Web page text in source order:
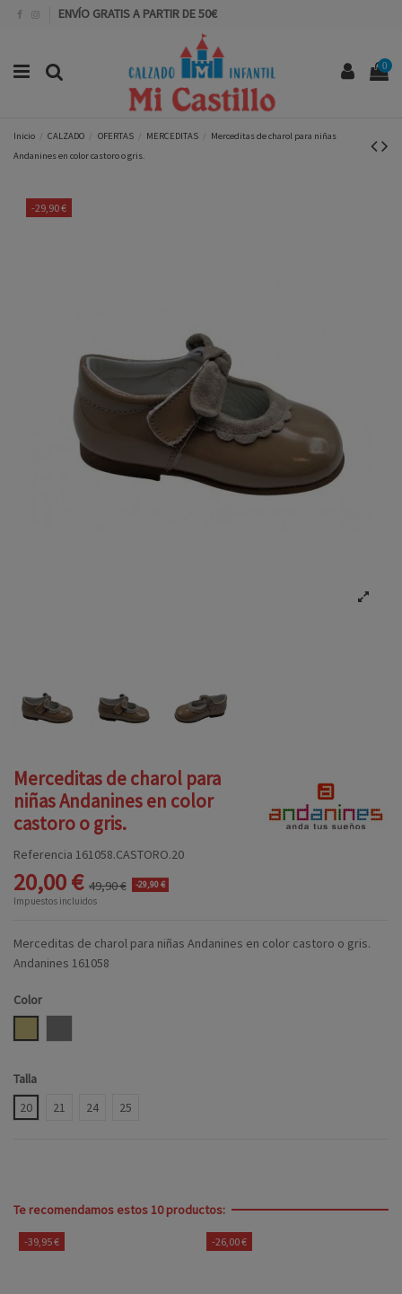
ENVÍO GRATIS A PARTIR DE 50€
0
Inicio CALZADO OFERTAS MERCEDITAS
Merceditas de charol para niñas
Andanines en color castoro o gris.
-29,90 €
Merceditas de charol para
niñas Andanines en color
castoro o gris.
Referencia 161058.CASTORO.20
20,00 € 49,90 € -29,90 €
Impuestos incluidos
Merceditas de charol para niñas Andanines en color castoro o gris.
Andanines 161058
Color
Talla
20
21 24 25
Te recomendamos estos 10 productos:
-39,95 € -26,00 €